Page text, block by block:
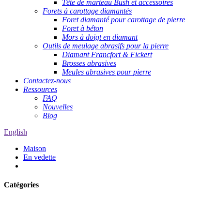
Tête de marteau Bush et accessoires
Forets à carottage diamantés
Foret diamanté pour carottage de pierre
Foret à béton
Mors à doigt en diamant
Outils de meulage abrasifs pour la pierre
Diamant Francfort & Fickert
Brosses abrasives
Meules abrasives pour pierre
Contactez-nous
Ressources
FAQ
Nouvelles
Blog
English
Maison
En vedette
Catégories